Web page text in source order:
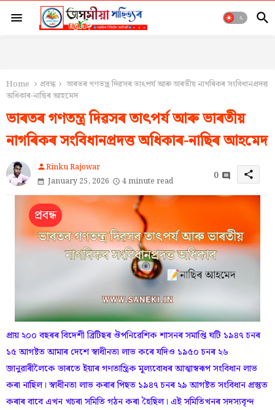
Home প্ৰবন্ধ
ভাৰতৰ গণতন্ত্ৰ দিৱসৰ তাৎপৰ্য আৰু ভাৰতীয় নাগৰিকৰ সংবিধানপ্ৰদত্ত
অধিকাৰ-নাছিৰ আহমেদ
ভাৰতৰ গণতন্ত্ৰ দিৱসৰ তাৎপৰ্য আৰু ভাৰতীয়
নাগৰিকৰ সংবিধানপ্ৰদত্ত অধিকাৰ-নাছিৰ আহমেদ
personRinku Rajowar
January 25, 2026
4 minute read 0 share
প্ৰায় ২০০ বছৰৰ বিদেশী ব্ৰিটিছৰ ঔপনিৱেশিক শাসনৰ সমাপ্তি ঘটি ১৯৪৭ চনৰ
১৫ আগষ্টত আমাৰ দেশে স্বাধীনতা লাভ কৰে যদিও ১৯৫০ চনৰ ২৬
জানুৱাৰীলৈকে ভাৰতে ইয়াৰ গণতান্ত্ৰিক মূল্যবোধৰ আত্মাস্বৰূপ সংবিধান লাভ
কৰা নাছিল। স্বাধীনতা লাভ কৰাৰ পিছত ১৯৪৭ চনৰ ২৯ আগষ্টত সংবিধান প্ৰস্তুত
কৰাৰ বাবে এখন খচৰা সমিতি গঠন কৰা হৈছিল। এই সমিতিখনৰ সদস্যবৃন্দ